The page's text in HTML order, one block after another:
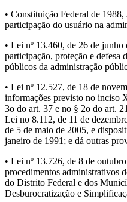
• Constituição Federal de
participação do usuário na
• Lei nº 13.460, de 26 de
participação, proteção e defesa
públicos da administração
• Lei nº 12.527, de 18 de
informações previsto no
3o do art. 37 e no § 2o do art.
Lei no 8.112, de 11 de
de 5 de maio de 2005, e
janeiro de 1991; e dá outras
• Lei nº 13.726, de 8 de
procedimentos administrativos
do Distrito Federal e dos
Desburocratização e